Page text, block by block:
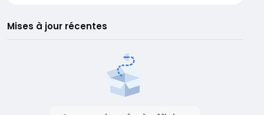
Mises à jour récentes